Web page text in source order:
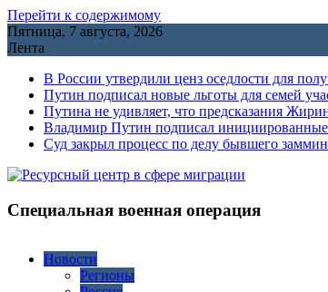
Перейти к содержимому
Пятница, 7 августа, 2026
Лента
В России утвердили ценз оседлости для
Путин подписал новые льготы для семей
Путина не удивляет, что предсказания
Владимир Путин подписал инициированные
Cуд закрыл процесс по делу бывшего
Специальная военная операция
Новости
Регионы